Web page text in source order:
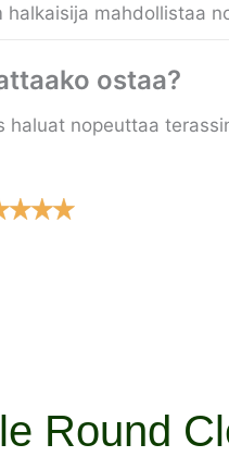
halkaisija mahdollistaa
ostaa?
haluat nopeuttaa
Round